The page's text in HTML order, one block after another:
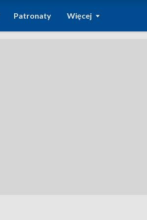
Patronaty Więcej